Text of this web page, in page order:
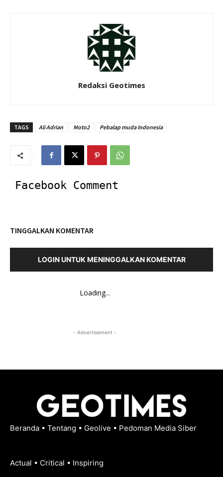
Redaksi Geotimes
TAGS Ali Adrian Moto2 Pebalap muda Indonesia
Facebook Comment
TINGGALKAN KOMENTAR
LOGIN UNTUK MENINGGALKAN KOMENTAR
Loading...
- Advertisement -
Beranda • Tentang • Geolive • Pedoman Media Siber
Actual • Critical • Inspiring